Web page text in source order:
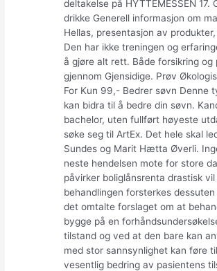
deltakelse på HYTTEMESSEN 17.
drikke Generell informasjon om
Hellas, presentasjon av
Den har ikke treningen og
å gjøre alt rett. Både forsikring og
gjennom Gjensidige. Prøv
For Kun 99,- Bedrer søvn Denne
kan bidra til å bedre din søvn.
bachelor, uten fullført høyeste
søke seg til ArtEx. Det hele skal
Sundes og Marit Hætta Øverli.
neste hendelsen mote for store
påvirker boliglånsrenta drastisk
behandlingen forsterkes
det omtalte forslaget om at
bygge på en
tilstand og ved at den bare kan
med stor sannsynlighet kan føre
vesentlig bedring av pasientens